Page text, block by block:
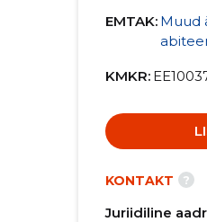
EMTAK: Muud
KMKR:
KONTAKT ?
Juriidiline